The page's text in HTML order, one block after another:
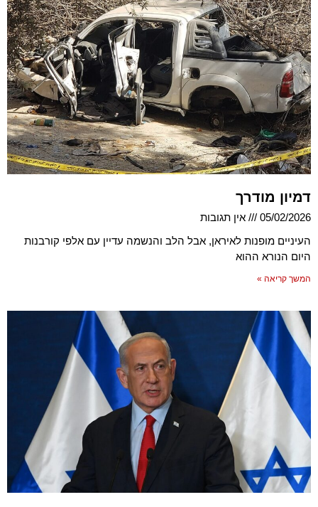
דמיון מודרך
05/02/2026
אין תגובות
העיניים מופנות לאיראן, אבל הלב והנשמה עדיין עם אלפי קורבנות
היום הנורא ההוא
המשך קריאה »